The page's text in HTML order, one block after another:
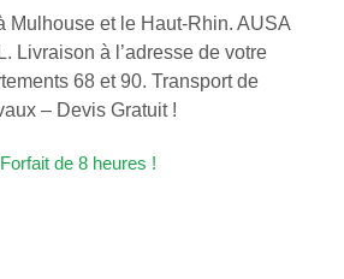
Mulhouse et le Haut-Rhin. AUSA
Livraison à l’adresse de votre
68 et 90. Transport de
– Devis Gratuit !
de 8 heures !